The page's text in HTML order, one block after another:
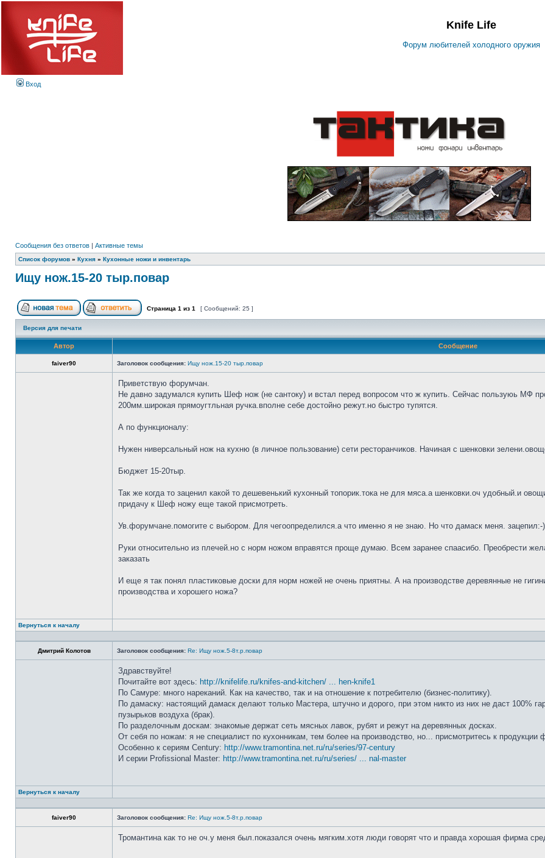
Knife Life
Форум любителей холодного оружия
Вход
Сообщения без ответов | Активные темы
Список форумов » Кухня » Кухонные ножи и инвентарь
Ищу нож.15-20 тыр.повар
Страница 1 из 1 [ Сообщений: 25 ]
Версия для печати
Автор Сообщение
faiver90 Заголовок сообщения: Ищу нож.15-20 тыр.повар
Приветствую форумчан.
Не давно задумался купить Шеф нож (не сантоку) и встал перед вопросом что ж купить. Сейчас пользуюь МФ
200мм.широкая прямоугтльная ручка.вполне себе достойно режут.но быстро тупятся.
А по функционалу:
Нужен ниверсальный нож на кухню (в личное пользование) сети ресторанчиков. Начиная с шенковки
Бюджет 15-20тыр.
Так же когда то заценил какой то дешевенький кухонный топорик.тока не для мяса.а шенковки.оч удобный.и
придачу к Шеф ножу еще такой присмотреть.
Ув.форумчане.помогите с выбором. Для чегоопределился.а что именно я не знаю. Но что дамаск меня. зацепил:-
Руки относительно из плечей.но с норм ножом вправятся проще думаю. Всем заранее спаасибо. Преобрести
заказать
И еще я так понял пластиковые доски для норм ножей не очень приятны. А на производстве деревянные не
производства и хорошего ножа?
Вернуться к началу
Дмитрий Колотов Заголовок сообщения: Re: Ищу нож.5-8т.р.повар
Здравствуйте!
Почитайте вот здесь: http://knifelife.ru/knifes-and-kitchen/ ... hen-knife1
По Самуре: много нареканий. Как на качество, так и на отношение к потребителю (бизнес-политику).
По дамаску: настоящий дамаск делают только Мастера, штучно и дорого, при этом никто из них не даст 100%
пузырьков воздуха (брак).
По разделочным доскам: знакомые держат сеть мясных лавок, рубят и режут на деревянных досках.
От себя по ножам: я не специалист по кухонникам, тем более на производство, но... присмотритесь к продукции
Особенно к сериям Century: http://www.tramontina.net.ru/ru/series/97-century
И серии Profissional Master: http://www.tramontina.net.ru/ru/series/ ... nal-master
Вернуться к началу
faiver90 Заголовок сообщения: Re: Ищу нож.5-8т.р.повар
Тромантина как то не оч.у меня был.показался очень мягким.хотя люди говорят что и правда хорошая фирма